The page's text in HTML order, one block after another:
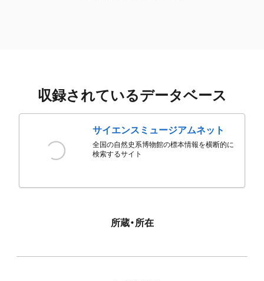
収録されているデータベース
サイエンスミュージアムネット
全国の自然史系博物館の標本情報を横断的に
検索するサイト
所蔵・所在